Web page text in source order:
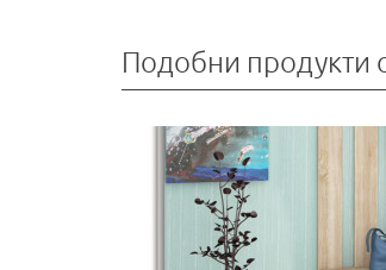
Подобни продукти